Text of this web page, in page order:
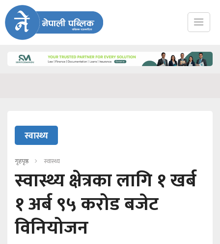
स्वास्थ्य
गृहपृष्ठ स्वास्थ्य
स्वास्थ्य क्षेत्रका लागि १ खर्ब
१ अर्ब ९५ करोड बजेट
विनियोजन